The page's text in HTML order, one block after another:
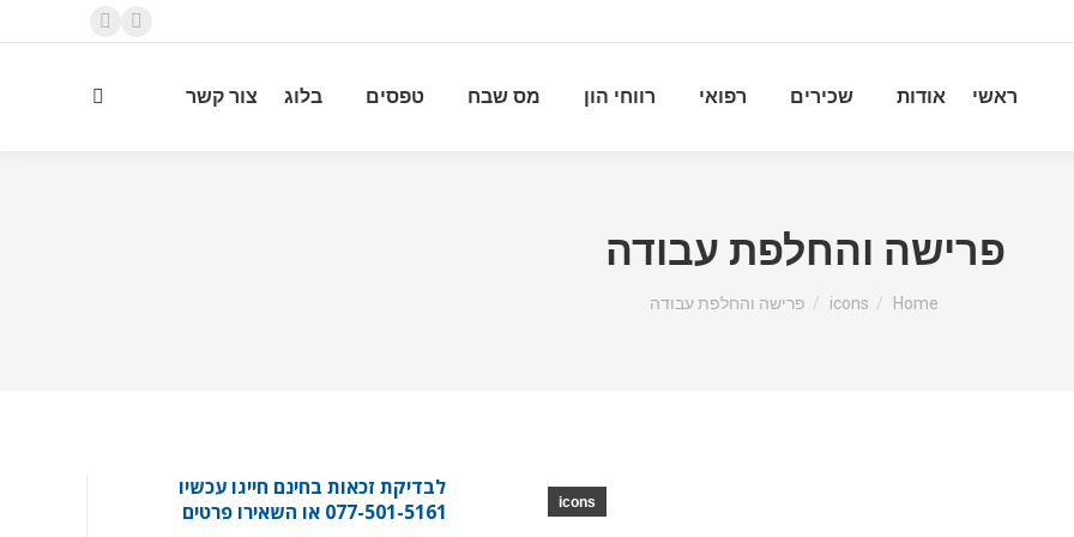
Facebook
opens
YouTube
opens
ראשי אודות שכירים רפואי רווחי הון מס שבח טפסים בלוג צור קשר Search:
פרישה והחלפת עבודה
You are here:
Home
icons פרישה והחלפת עבודה
icons
לבדיקת זכאות בחינם חייגו עכשיו
077-501-5161 או השאירו פרטים